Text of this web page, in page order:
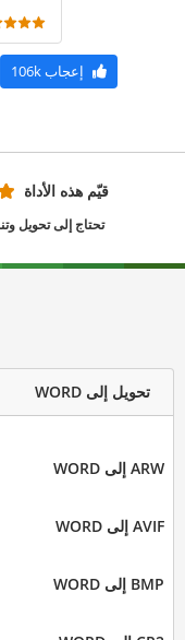
إعجاب106k
قيّم هذه الأداة
تحتاج إلى تحويل
تحويل إلى WORD
ARW إلى WORD
AVIF إلى WORD
BMP إلى WORD